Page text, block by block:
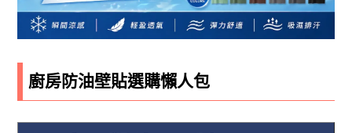
廚房防油壁貼選購懶人包